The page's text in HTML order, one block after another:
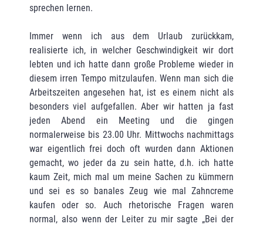
sprechen lernen.
Immer wenn ich aus dem Urlaub zurückkam,
realisierte ich, in welcher Geschwindigkeit wir dort
lebten und ich hatte dann große Probleme wieder in
diesem irren Tempo mitzulaufen. Wenn man sich die
Arbeitszeiten angesehen hat, ist es einem nicht als
besonders viel aufgefallen. Aber wir hatten ja fast
jeden Abend ein Meeting und die gingen
normalerweise bis 23.00 Uhr. Mittwochs nachmittags
war eigentlich frei doch oft wurden dann Aktionen
gemacht, wo jeder da zu sein hatte, d.h. ich hatte
kaum Zeit, mich mal um meine Sachen zu kümmern
und sei es so banales Zeug wie mal Zahncreme
kaufen oder so. Auch rhetorische Fragen waren
normal, also wenn der Leiter zu mir sagte „Bei der